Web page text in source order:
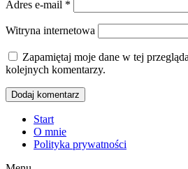
Adres e-mail *
Witryna internetowa
Zapamiętaj moje dane w tej
kolejnych komentarzy.
Start
O mnie
Polityka prywatności